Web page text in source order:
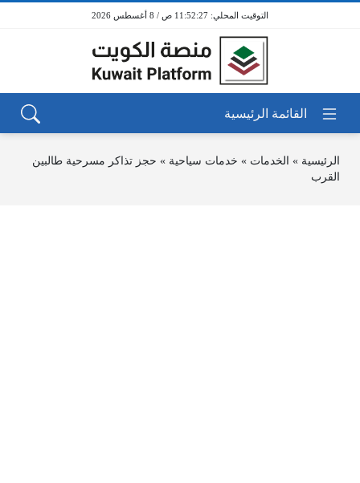
11:52:27 ص / 8 أغسطس 2026
الرئيسية » الخدمات » خدمات سياحية » حجز تذاكر مسرحية طالبين
القرب